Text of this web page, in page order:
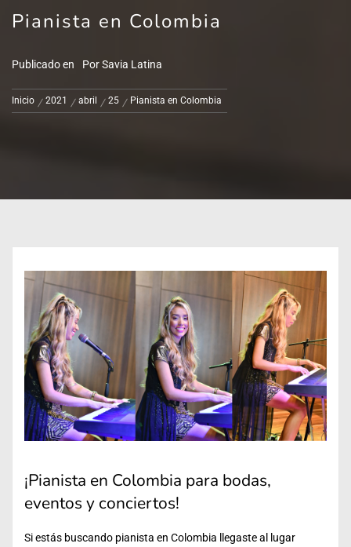
Pianista en Colombia
Publicado en PorSavia Latina
Inicio 2021 abril 25 Pianista en Colombia
¡Pianista en Colombia para bodas,
eventos y conciertos!
Si estás buscando pianista en Colombia llegaste al lugar